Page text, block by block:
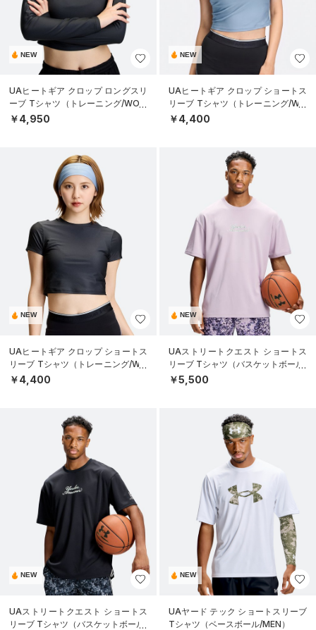
NEW
UAヒートギア クロップ ロングスリ
ーブ Tシャツ（トレーニング/WOM
EN）
￥4,950
NEW
UAヒートギア クロップ ショートス
リーブ Tシャツ（トレーニング/WO
MEN）
￥4,400
NEW
UAヒートギア クロップ ショートス
リーブ Tシャツ（トレーニング/WO
MEN）
￥4,400
NEW
UAストリートクエスト ショートス
リーブ Tシャツ（バスケットボール/
MEN）
￥5,500
NEW
UAストリートクエスト ショートス
リーブ Tシャツ（バスケットボール/
NEW
UAヤード テック ショートスリーブ
Tシャツ（ベースボール/MEN）